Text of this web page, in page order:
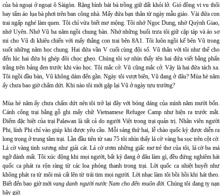
của bà ngoại ở ngoại ô Sàigòn. Rặng bình bát bà trồng giữ đất khỏi lở. Gió đồng vi vu thổi
bay tấm áo lụa bà phơi trên ban công nhà. Mấy đứa bạn thân từ ngày mẫu giáo. Vài đứa con
trai ngấp nghé làm quen. Tôi chỉ vừa biết mơ mộng. Tôi nhớ Ngọc Dung, nhớ Quỳnh Giao,
nhớ Uyên. Nhớ Vũ ba năm ngồi chung bàn. Nhớ những buổi trưa tôi giữ cặp táp và áo sơ
mi cho Vũ đi khiêu chiến với mấy thằng con trai bên 8A1. Tôi luôn ngồi kế bên Vũ trong
suốt những năm học chung. Hai đứa vần V cuối cùng đội sổ. Vũ thân với tôi như thế cho
đến lúc hai đứa bị ghép đôi chọc ghẹo. Chúng tôi sợ nhìn thấy tên hai đứa viết bằng phấn
trắng trên bảng đen trước khi vào học. Tôi mắc cở. Vũ cũng mắc cở. Vậy là hai đứa tách xa.
Tôi ngồi đầu bàn, Vũ không dám đến gần. Ngày tôi vượt biên, Vũ đang ở đâu? Mùa hè năm
ấy chưa bao giờ chấm dứt. Khi nào tôi mới gặp lại Vũ ở ngày tựu trường?
Mùa hè năm ấy chưa chấm dứt nên tôi trở lại đây với bóng dáng của mình năm mười bốn.
Cánh cổng trại bằng gỗ ghi mấy chữ Vietnamese Refugee Camp như hiện ra trước mắt.
Điểm đặc biệt của trại Palawan là tất cả do người Việt trong trại quản trị. Nhân viên người
Phi, lính Phi chỉ vào giúp khi được yêu cầu. Mỗi sáng thứ hai, lễ chào quốc kỳ được diễn ra
long trọng ở trung tâm trại. Lần đầu tiên từ sau 75 tôi nhìn thấy lá cờ vàng ba sọc trên cột cờ.
Lá cờ vàng tinh sương như giải cát. Lá cờ ươm những giấc mơ trẻ thơ của tôi, lá cờ ba má
ngỡ đánh mất. Tôi xúc động khi mọi người, bất kỳ đang ở đâu làm gì, đều đứng nghiêm hát
quốc ca phát ra rộn ràng từ các loa phóng thanh trong trại. Lời quốc ca nhiệt huyết như
không phát ra từ môi mà cất lên từ trái tim mọi người. Lời nhạc làm tôi bồi hồi khi hát theo.
Biết đến bao giờ mớivang danh người nước Nam cho đến muôn đời. Chúng tôi đang tỵ nạn
bây giờ.